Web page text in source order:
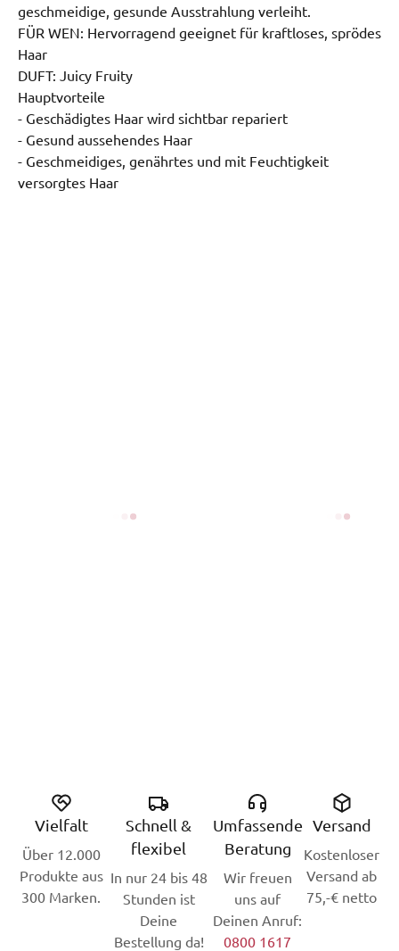
geschmeidige, gesunde Ausstrahlung verleiht.
FÜR WEN: Hervorragend geeignet für kraftloses, sprödes
Haar
DUFT: Juicy Fruity
Hauptvorteile
- Geschädigtes Haar wird sichtbar repariert
- Gesund aussehendes Haar
- Geschmeidiges, genährtes und mit Feuchtigkeit
versorgtes Haar
Vielfalt
Über 12.000
Produkte aus
300 Marken.
Schnell &
flexibel
In nur 24 bis 48
Stunden ist
Deine
Bestellung da!
Umfassende
Beratung
Wir freuen
uns auf
Deinen Anruf:
0800 1617
Versand
Kostenloser
Versand ab
75,-€ netto